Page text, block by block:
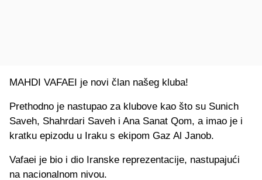
MAHDI VAFAEI je novi član našeg kluba!
Prethodno je nastupao za klubove kao što su Sunich
Saveh, Shahrdari Saveh i Ana Sanat Qom, a imao je i
kratku epizodu u Iraku s ekipom Gaz Al Janob.
Vafaei je bio i dio Iranske reprezentacije, nastupajući
na nacionalnom nivou.